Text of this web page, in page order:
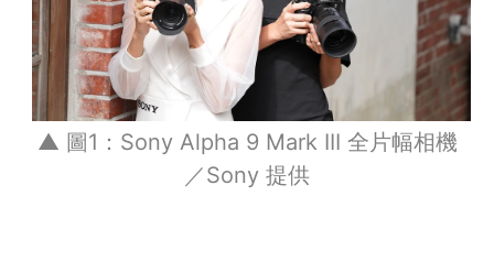
▲ 圖1：Sony Alpha 9 Mark III 全片幅相機
／Sony 提供